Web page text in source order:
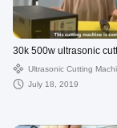
30k 500w ultrasonic
Ultrasonic Cutting
July 18, 2019